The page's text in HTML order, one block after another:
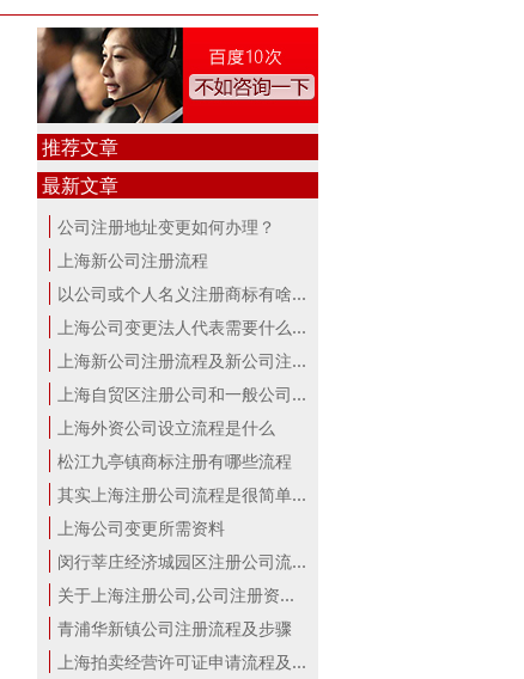
推荐文章
最新文章
公司注册地址变更如何办理？
上海新公司注册流程
以公司或个人名义注册商标有啥区别？...
上海公司变更法人代表需要什么手续
上海新公司注册流程及新公司注册费用
上海自贸区注册公司和一般公司注册有...
上海外资公司设立流程是什么
松江九亭镇商标注册有哪些流程
其实上海注册公司流程是很简单的！
上海公司变更所需资料
闵行莘庄经济城园区注册公司流程
关于上海注册公司,公司注册资本详解！
青浦华新镇公司注册流程及步骤
上海拍卖经营许可证申请流程及材料